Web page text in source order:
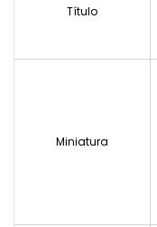
Título
Miniatura